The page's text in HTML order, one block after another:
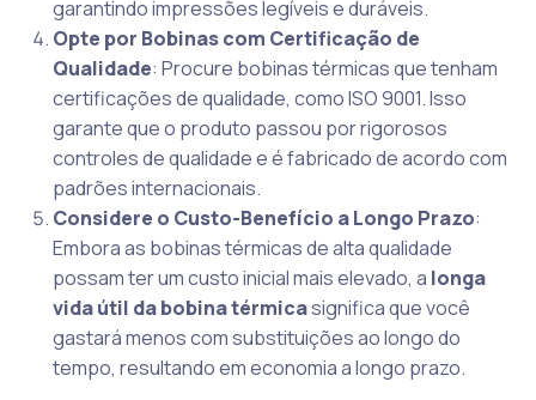
garantindo impressões legíveis e duráveis.
Opte por Bobinas com Certificação de
Qualidade: Procure bobinas térmicas que tenham
certificações de qualidade, como ISO 9001. Isso
garante que o produto passou por rigorosos
controles de qualidade e é fabricado de acordo com
padrões internacionais.
Considere o Custo-Benefício a Longo Prazo:
Embora as bobinas térmicas de alta qualidade
possam ter um custo inicial mais elevado, a longa
vida útil da bobina térmicasignifica que você
gastará menos com substituições ao longo do
tempo, resultando em economia a longo prazo.